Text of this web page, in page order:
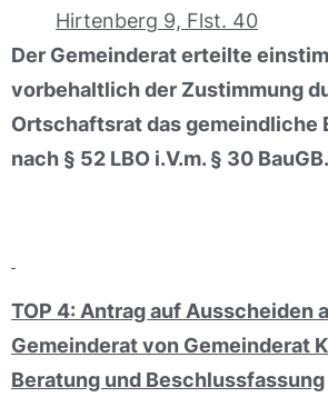
Hirtenberg 9, Flst. 40
Der Gemeinderat erteilte
vorbehaltlich der Zustimmung
Ortschaftsrat das gemeindliche
nach § 52 LBO i.V.m. § 30 BauGB.
TOP 4: Antrag auf Ausscheiden
Gemeinderat von Gemeinderat
Beratung und Beschlussfassung